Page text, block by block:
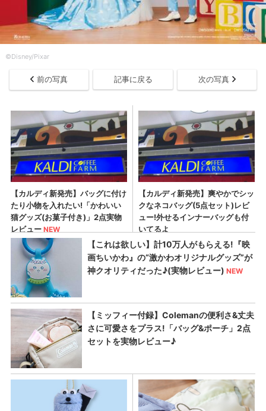
©Disney/Pixar
前の写真 記事に戻る 次の写真